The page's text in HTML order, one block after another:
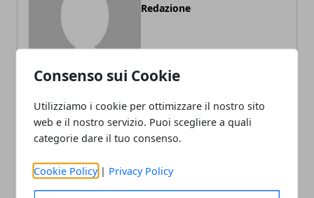
Consenso sui Cookie
Utilizziamo i cookie per ottimizzare il nostro sito
web e il nostro servizio. Puoi scegliere a quali
categorie dare il tuo consenso.
Cookie Policy | Privacy Policy
Redazione
ARTICOLI CORRELATI